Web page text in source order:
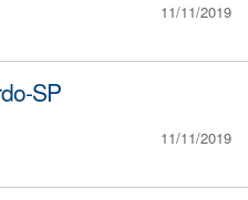
11/11/2019
SP
11/11/2019